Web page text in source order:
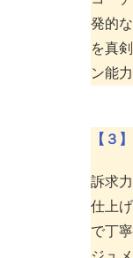
発的
を真
ン能
【３
訴求
仕上
で丁